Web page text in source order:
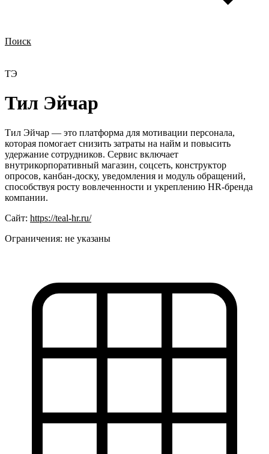
Поиск
ТЭ
Тил Эйчар
Тил Эйчар — это платформа для мотивации персонала,
которая помогает снизить затраты на найм и повысить
удержание сотрудников. Сервис включает
внутрикорпоративный магазин, соцсеть, конструктор
опросов, канбан-доску, уведомления и модуль обращений,
способствуя росту вовлеченности и укреплению HR-бренда
компании.
Сайт: https://teal-hr.ru/
Ограничения: не указаны